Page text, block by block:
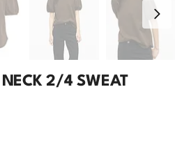
2/4 SWEAT